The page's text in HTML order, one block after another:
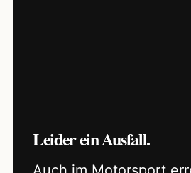
Leider ein Ausfall.